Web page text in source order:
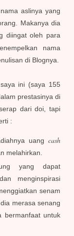
aslinya yang
Makanya dia
diingat oleh para
nama
di Blognya.
ini (saya 155
prestasinya di
dari doi, tapi
:
uang cash
melahirkan.
yang dapat
menginspirasi
senam
merasa senang
bermanfaat untuk